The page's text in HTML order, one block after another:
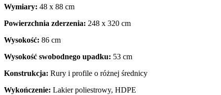
Wymiary: 48 x 88 cm
Powierzchnia zderzenia: 248 x 320 cm
Wysokość: 86 cm
Wysokość swobodnego upadku: 53 cm
Konstrukcja: Rury i profile o różnej średnicy
Wykończenie: Lakier poliestrowy, HDPE